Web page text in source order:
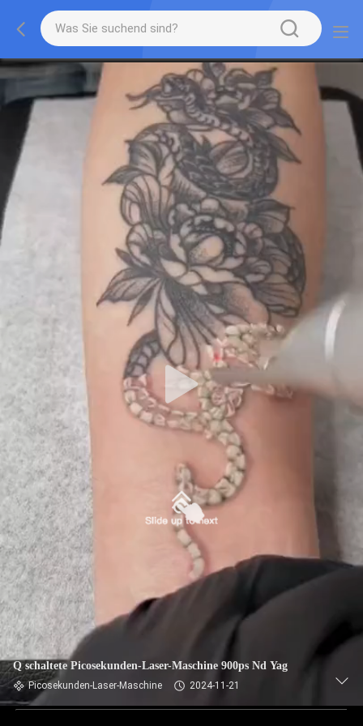
Q schaltete Picosekunden-Laser-Maschine 900ps Nd Yag
Picosekunden-Laser-Maschine 2024-11-21